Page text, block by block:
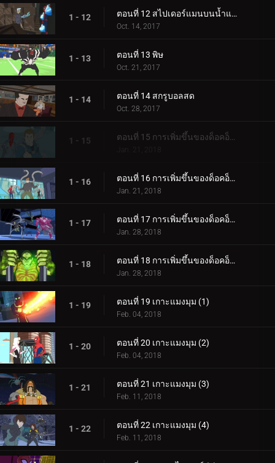
1 - 12 ตอนที่ 12 สไปเดอร์แมนบนน้ำแข็ง
Oct. 14, 2017
1 - 13 ตอนที่ 13 พิษ
Oct. 21, 2017
1 - 14 ตอนที่ 14 สกรูบอลสด
Oct. 28, 2017
1 - 15
Jan. 21, 2018
1 - 16 ตอนที่ 16 การเพิ่มขึ้นของด็อคอ็อค (2)
Jan. 21, 2018
1 - 17 ตอนที่ 17 การเพิ่มขึ้นของด็อคอ็อค (3)
Jan. 28, 2018
1 - 18 ตอนที่ 18 การเพิ่มขึ้นของด็อคอ็อค (4)
Jan. 28, 2018
1 - 19 ตอนที่ 19 เกาะแมงมุม (1)
Feb. 04, 2018
1 - 20 ตอนที่ 20 เกาะแมงมุม (2)
Feb. 04, 2018
1 - 21 ตอนที่ 21 เกาะแมงมุม (3)
Feb. 11, 2018
1 - 22 ตอนที่ 22 เกาะแมงมุม (4)
Feb. 11, 2018